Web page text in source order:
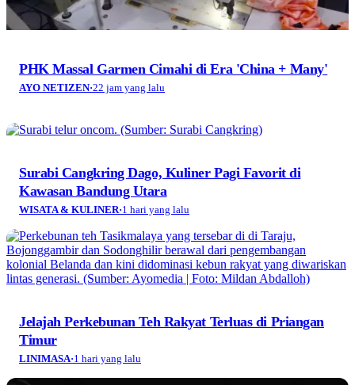
PHK Massal Garmen Cimahi di Era 'China + Many'
AYO NETIZEN·22 jam yang lalu
Surabi Cangkring Dago, Kuliner Pagi Favorit di
Kawasan Bandung Utara
WISATA & KULINER·1 hari yang lalu
Jelajah Perkebunan Teh Rakyat Terluas di Priangan
Timur
LINIMASA·1 hari yang lalu